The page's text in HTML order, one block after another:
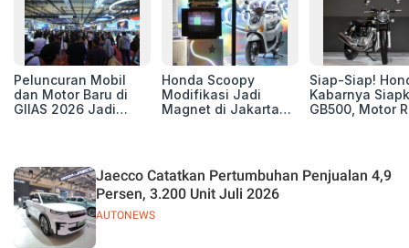
Peluncuran Mobil
dan Motor Baru di
GIIAS 2026 Jadi
Honda Scoopy
Modifikasi Jadi
Magnet di Jakarta
Siap-Siap!
Kabarnya
GB500, Motor
AUTONEWS
Jaecco Catatkan Pertumbuhan Penjualan 4,9
Persen, 3.200 Unit Juli 2026